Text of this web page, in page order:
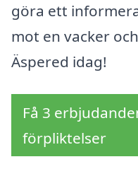
göra ett
mot en vacker
Äspered idag!
Få 3
förpliktelser